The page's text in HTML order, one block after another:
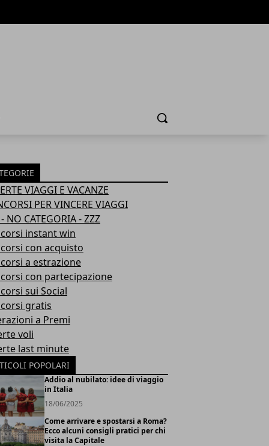
Cerca
VIAGGI E VACANZE
PER VINCERE VIAGGI
NO CATEGORIA - ZZZ
instant win
con acquisto
a estrazione
con partecipazione
sui Social
gratis
a Premi
voli
last minute
POPOLARI
Addio al nubilato: idee di viaggio
in Italia
18/06/2025
Come arrivare e spostarsi a Roma?
Ecco alcuni consigli pratici per chi
visita la Capitale